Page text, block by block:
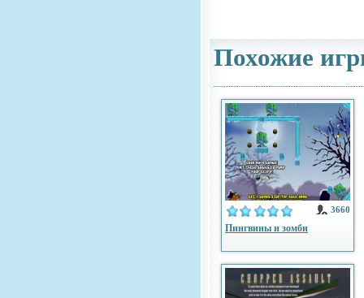
Похожие
3660
Пингвины и зомби